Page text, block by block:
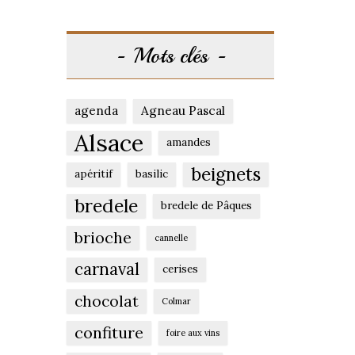
Mots clés
agenda Agneau Pascal
Alsace amandes
apéritif basilic
beignets
bredele
bredele de Pâques
brioche cannelle
carnaval cerises
chocolat Colmar
confiture foire aux vins